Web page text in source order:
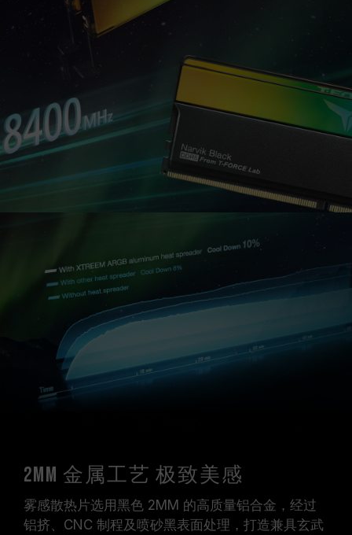
2mm 金属工艺 极致美感
雾感散热片选用黑色 2MM 的高质量铝合金，经过
铝挤、CNC 制程及喷砂黑表面处理，打造兼具玄武